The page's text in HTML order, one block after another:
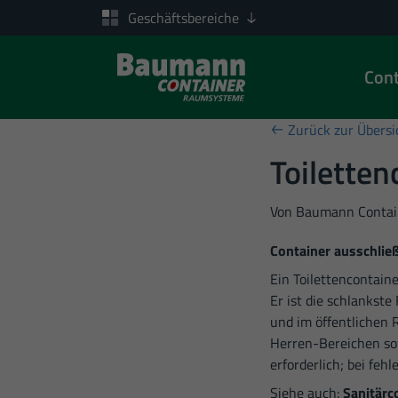
Zum Inhalt springen
Geschäftsbereiche
Zurück zur
Von Baumann
Container
Ein
Er ist die
und im öffentlichen
Herren-Bereichen
erforderlich; bei
Siehe auch: